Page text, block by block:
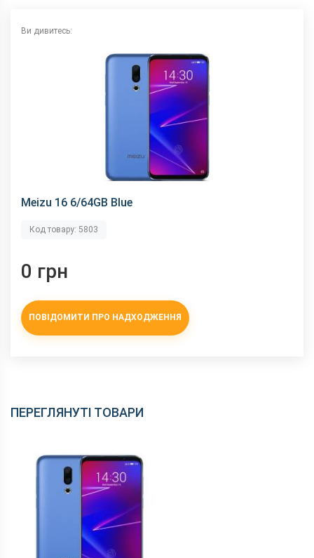
3.5 мм
Характеристики та комплектацію товару виробник може
Ви дивитесь:
Meizu 16 6/64GB Blue
Код товару: 5803
0 грн
ПОВІДОМИТИ ПРО НАДХОДЖЕННЯ
ПЕРЕГЛЯНУТІ ТОВАРИ